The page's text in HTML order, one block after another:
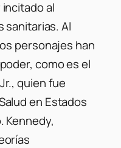
al
sanitarias. Al
personajes han
como es el
quien fue
en Estados
Kennedy,